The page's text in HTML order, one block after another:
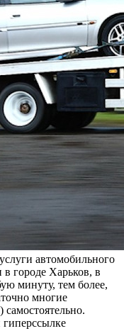
автомобильного
городе Харьков, в
минуту, тем более,
многие